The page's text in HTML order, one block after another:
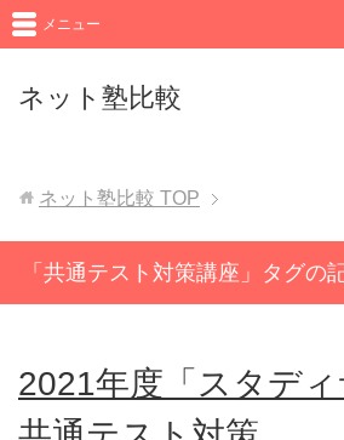
ネット塾比較
メニュー
ネット塾比較 TOP
「共通テスト対策講座」タグの
2021年度「スタデ